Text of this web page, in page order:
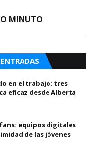
MINUTO
en el trabajo: tres
eficaz desde Alberta
equipos digitales
de las jóvenes